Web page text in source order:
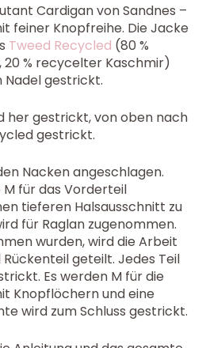
Cardigan von Sandnes –
feiner Knopfreihe. Die Jacke
Tweed Recycled (80 %
% recycelter Kaschmir)
Nadel gestrickt.
her gestrickt, von oben nach
gestrickt.
Nacken angeschlagen.
für das Vorderteil
tieferen Halsausschnitt zu
für Raglan zugenommen.
wurden, wird die Arbeit
geteilt. Jedes Teil
Es werden M für die
Knopflöchern und eine
wird zum Schluss gestrickt.